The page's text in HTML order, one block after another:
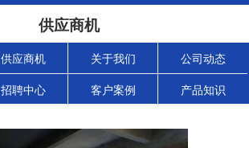
供应商机
供应商机 关于我们 公司动态
招聘中心 客户案例 产品知识